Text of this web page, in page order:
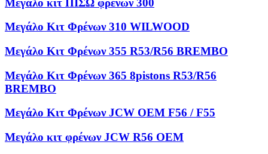
Μεγάλο Κιτ Φρένων 310 WILWOOD
Μεγάλο Κιτ Φρένων 355 R53/R56 BREMBO
Μεγάλο Κιτ Φρένων 365 8pistons R53/R56
BREMBO
Μεγάλο Κιτ Φρένων JCW OEM F56 / F55
Μεγάλο κιτ φρένων JCW R56 OEM